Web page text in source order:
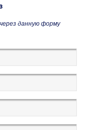
данную форму